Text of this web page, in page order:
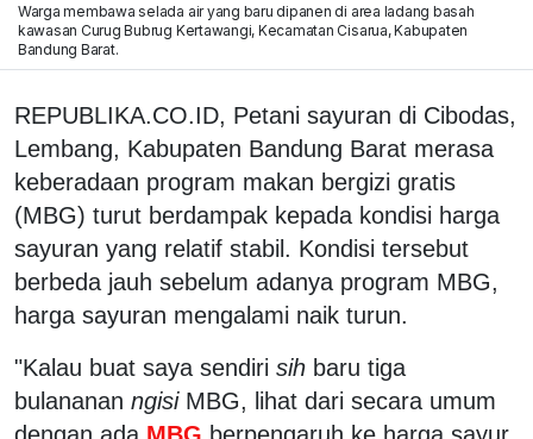
Warga membawa selada air yang baru dipanen di area ladang basah
kawasan Curug Bubrug Kertawangi, Kecamatan Cisarua, Kabupaten
Bandung Barat.
REPUBLIKA.CO.ID, Petani sayuran di Cibodas,
Lembang, Kabupaten Bandung Barat merasa
keberadaan program makan bergizi gratis
(MBG) turut berdampak kepada kondisi harga
sayuran yang relatif stabil. Kondisi tersebut
berbeda jauh sebelum adanya program MBG,
harga sayuran mengalami naik turun.
"Kalau buat saya sendiri sih baru tiga
bulananan ngisiMBG, lihat dari secara umum